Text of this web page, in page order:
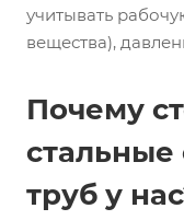
учитывать
вещества),
Почему
стальные
труб у